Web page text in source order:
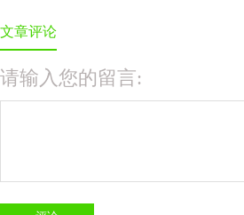
文章评论
请输入您的留言: